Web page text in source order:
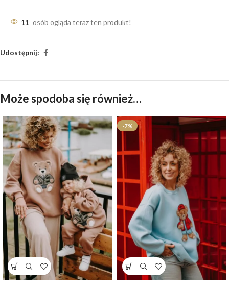
11 osób ogląda teraz ten produkt!
Udostępnij:
Może spodoba się również…
-7%